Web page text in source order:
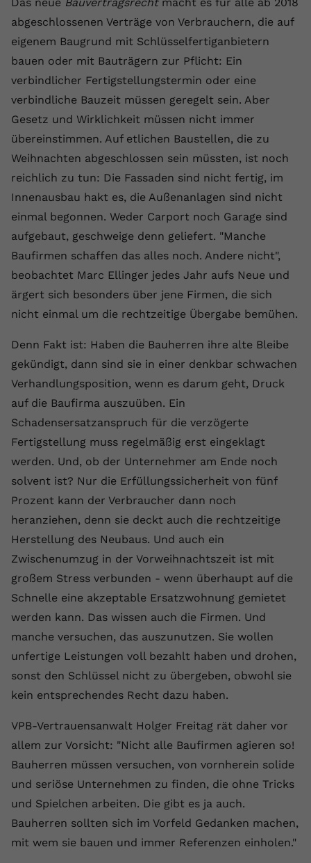
abgeschlossenen Verträge von Verbrauchern, die auf
eigenem Baugrund mit Schlüsselfertiganbietern
bauen oder mit Bauträgern zur Pflicht: Ein
verbindlicher Fertigstellungstermin oder eine
verbindliche Bauzeit müssen geregelt sein. Aber
Gesetz und Wirklichkeit müssen nicht immer
übereinstimmen. Auf etlichen Baustellen, die zu
Weihnachten abgeschlossen sein müssten, ist noch
reichlich zu tun: Die Fassaden sind nicht fertig, im
Innenausbau hakt es, die Außenanlagen sind nicht
einmal begonnen. Weder Carport noch Garage sind
aufgebaut, geschweige denn geliefert. "Manche
Baufirmen schaffen das alles noch. Andere nicht",
beobachtet Marc Ellinger jedes Jahr aufs Neue und
ärgert sich besonders über jene Firmen, die sich
nicht einmal um die rechtzeitige Übergabe bemühen.
Denn Fakt ist: Haben die Bauherren ihre alte Bleibe
gekündigt, dann sind sie in einer denkbar schwachen
Verhandlungsposition, wenn es darum geht, Druck
auf die Baufirma auszuüben. Ein
Schadensersatzanspruch für die verzögerte
Fertigstellung muss regelmäßig erst eingeklagt
werden. Und, ob der Unternehmer am Ende noch
solvent ist? Nur die Erfüllungssicherheit von fünf
Prozent kann der Verbraucher dann noch
heranziehen, denn sie deckt auch die rechtzeitige
Herstellung des Neubaus. Und auch ein
Zwischenumzug in der Vorweihnachtszeit ist mit
großem Stress verbunden - wenn überhaupt auf die
Schnelle eine akzeptable Ersatzwohnung gemietet
werden kann. Das wissen auch die Firmen. Und
manche versuchen, das auszunutzen. Sie wollen
unfertige Leistungen voll bezahlt haben und drohen,
sonst den Schlüssel nicht zu übergeben, obwohl sie
kein entsprechendes Recht dazu haben.
VPB-Vertrauensanwalt Holger Freitag rät daher vor
allem zur Vorsicht: "Nicht alle Baufirmen agieren so!
Bauherren müssen versuchen, von vornherein solide
und seriöse Unternehmen zu finden, die ohne Tricks
und Spielchen arbeiten. Die gibt es ja auch.
Bauherren sollten sich im Vorfeld Gedanken machen,
mit wem sie bauen und immer Referenzen einholen."
Laufzeit 1 Jahr
Zweck
Einstellungen. Unter anderem eine
zufällig generierte ID, für die
historische Speicherung Ihrer
vorgenommen Einstellungen, falls der
Webseiten-Betreiber dies eingestellt
hat.
Anbieter VPB.de
Zweck
Dieses Cookie wird verwendet, um die
Speicherung von
Benutzereinstellungen zu ermöglichen.
wiederzuerkennen und statistische
Informationen zur Nutzung der
Website zu erfassen.
Name _gcl au
Google Ads
Laufzeit 90 Tage
Zweck
Wird von Google Ads für das
Conversion-Tracking verwendet, um
Werbeklicks der Nutzung auf unserer
Website zuzuordnen.
Cookie-Informationen anzeigen
Externe Inhalte
Wir verwenden auf unserer Website externe Inhalte,
um Ihnen zusätzliche Informationen anzubieten.
Name vuid
Anbieter vimeo.com
Laufzeit 2 Jahre
Zweck
Vimeo installiert dieses Cookie, um
indem es eine eindeutige ID zum
Einbetten von Videos auf der Website
setzt.
Name CONSENT
Laufzeit 2 Jahre
Zweck
YouTube setzt dieses Cookie über
eingebettete YouTube-Videos und
registriert anonyme statistische Daten.
Name yt-remote-device-id
Anbieter Youtube.com
Laufzeit Session
Zweck
YouTube setzt diesen Cookie, um die
Videopräferenzen des Benutzers zu
speichern, der eingebettete YouTube-
Videos verwendet.
Name yt.innertube::requests
Anbieter youtube.com
Laufzeit
Zweck
Dieser von YouTube gesetzte Cookie
registriert eine eindeutige ID, um
Daten darüber zu speichern, welche
Videos von YouTube der Nutzer
Name yt.innertube::nextId
Cookie-Informationen anzeigen